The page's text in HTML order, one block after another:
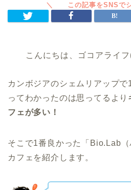
こんにちは、ゴコアライフ
カンボジアのシェムリアップ
ってわかったのは思ってるより
フェが多い！
そこで1番良かった「Bio.Lab
カフェを紹介します。